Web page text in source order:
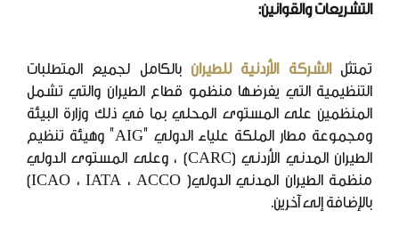
التشريعات والقوانين:
تمتثلالشركة الأردنية للطيران بالكامل لجميع المتطلبات
التنظيمية التي يفرضها منظمو قطاع الطيران والتي تشمل
المنظمين على المستوى المحلي بما في ذلك وزارة البيئة
ومجموعة مطار الملكة علياء الدولي "AIG" وهيئة تنظيم
الطيران المدني الأردني (CARC) ، وعلى المستوى الدولي
منظمة الطيران المدني الدولي( ICAO ، IATA ، ACCO)
بالإضافة إلى آخرين.